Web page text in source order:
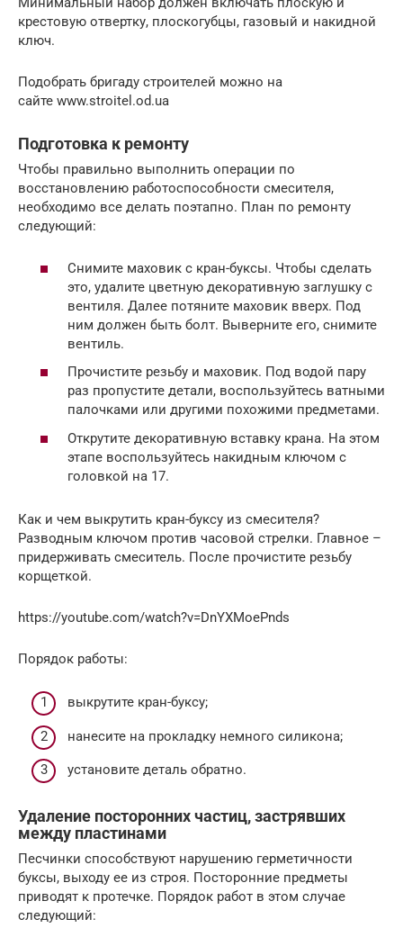
крестовую отвертку, плоскогубцы, газовый и накидной
ключ.
Подобрать бригаду строителей можно на
сайте www.stroitel.od.ua
Подготовка к ремонту
Чтобы правильно выполнить операции по
восстановлению работоспособности смесителя,
необходимо все делать поэтапно. План по ремонту
следующий:
Снимите маховик с кран-буксы. Чтобы сделать
это, удалите цветную декоративную заглушку с
вентиля. Далее потяните маховик вверх. Под
ним должен быть болт. Выверните его, снимите
вентиль.
Прочистите резьбу и маховик. Под водой пару
раз пропустите детали, воспользуйтесь ватными
палочками или другими похожими предметами.
Открутите декоративную вставку крана. На этом
этапе воспользуйтесь накидным ключом с
головкой на 17.
Как и чем выкрутить кран-буксу из смесителя?
Разводным ключом против часовой стрелки. Главное –
придерживать смеситель. После прочистите резьбу
корщеткой.
https://youtube.com/watch?v=DnYXMoePnds
Порядок работы:
выкрутите кран-буксу;
нанесите на прокладку немного силикона;
установите деталь обратно.
Удаление посторонних частиц, застрявших
между пластинами
Песчинки способствуют нарушению герметичности
буксы, выходу ее из строя. Посторонние предметы
приводят к протечке. Порядок работ в этом случае
следующий: